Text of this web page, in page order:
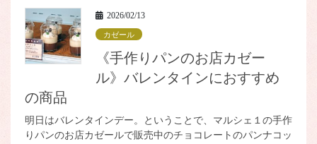
2026/02/13
カゼール
《手作りパンのお店カゼー
ル》バレンタインにおすすめ
の商品
明日はバレンタインデー。ということで、マルシェ１の手作
りパンのお店カゼールで販売中のチョコレートのパンナコッ